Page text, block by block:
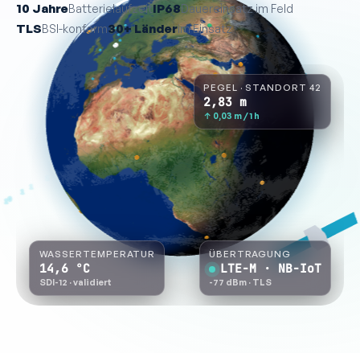
10 JahreBatterielaufzeitIP68Dauereinsatz im Feld
TLSBSI-konform30+ Länderim Einsatz
PEGEL · STANDORT 42
2,84m
↑ 0,04 m / 1 h
WASSERTEMPERATUR
14,6°C
SDI-12 · validiert
ÜBERTRAGUNG
LTE-M · NB-IoT
-77 dBm· TLS